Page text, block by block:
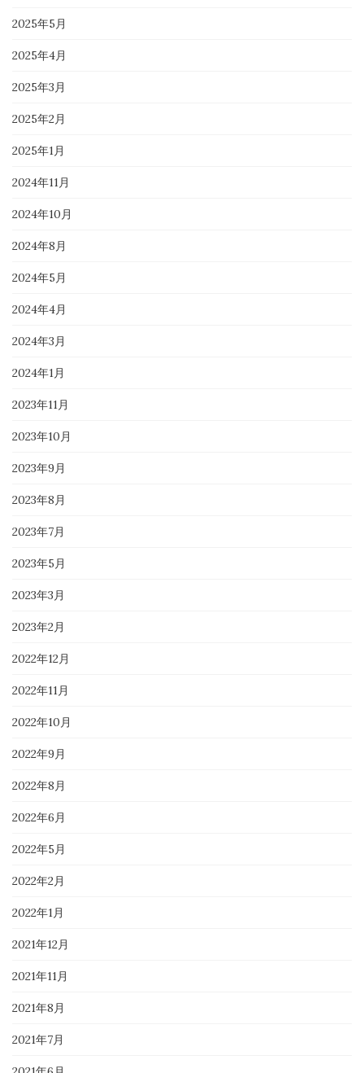
2025年5月
2025年4月
2025年3月
2025年2月
2025年1月
2024年11月
2024年10月
2024年8月
2024年5月
2024年4月
2024年3月
2024年1月
2023年11月
2023年10月
2023年9月
2023年8月
2023年7月
2023年5月
2023年3月
2023年2月
2022年12月
2022年11月
2022年10月
2022年9月
2022年8月
2022年6月
2022年5月
2022年2月
2022年1月
2021年12月
2021年11月
2021年8月
2021年7月